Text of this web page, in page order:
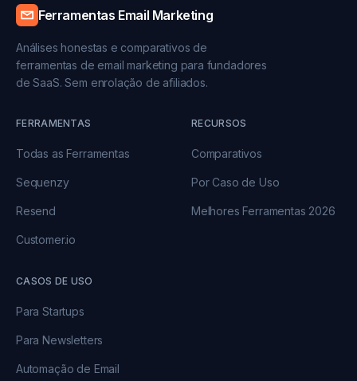
Ferramentas Email Marketing
Análises honestas e comparativos de
ferramentas de email marketing para fundadores
de SaaS. Sem enrolação de afiliados.
FERRAMENTAS
Todas as Ferramentas
Sequenzy
Resend
Customer.io
RECURSOS
Comparativos
Por Caso de Uso
Melhores Ferramentas 2026
CASOS DE USO
Para Startups
Para Newsletters
Automação de Email